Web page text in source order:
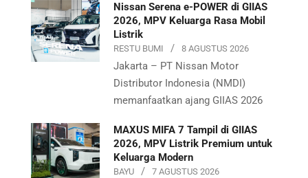
Nissan Serena e-POWER di GIIAS
2026, MPV Keluarga Rasa Mobil
Listrik
RESTU BUMI 8 AGUSTUS 2026
Jakarta – PT Nissan Motor
Distributor Indonesia (NMDI)
memanfaatkan ajang GIIAS 2026
MAXUS MIFA 7 Tampil di GIIAS
2026, MPV Listrik Premium untuk
Keluarga Modern
BAYU 7 AGUSTUS 2026